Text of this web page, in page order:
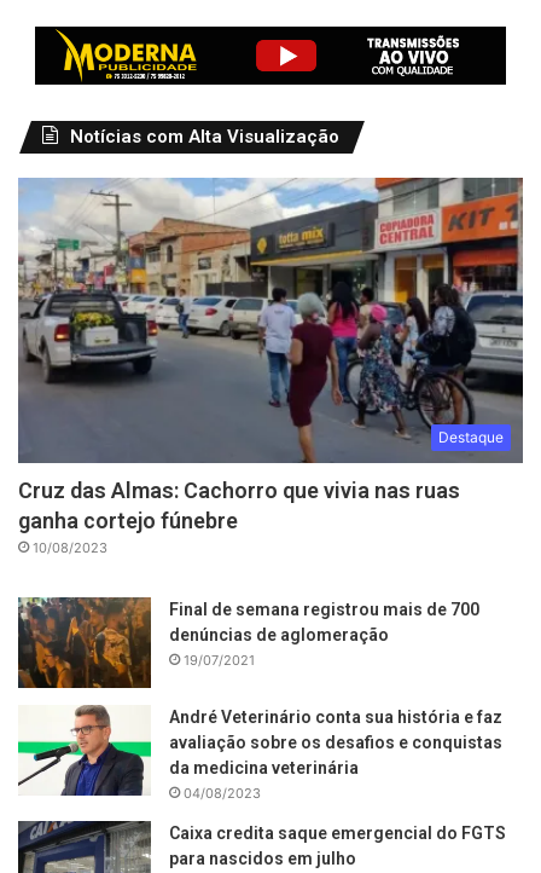
Notícias com Alta Visualização
Destaque
Cruz das Almas: Cachorro que vivia nas ruas
ganha cortejo fúnebre
10/08/2023
Final de semana registrou mais de 700
denúncias de aglomeração
19/07/2021
André Veterinário conta sua história e faz
avaliação sobre os desafios e conquistas
da medicina veterinária
04/08/2023
Caixa credita saque emergencial do FGTS
para nascidos em julho